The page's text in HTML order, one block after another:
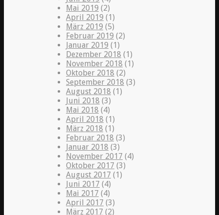
Mai 2019 (2)
April 2019 (1)
März 2019 (5)
Februar 2019 (2)
Januar 2019 (1)
Dezember 2018 (1)
November 2018 (1)
Oktober 2018 (2)
September 2018 (3)
August 2018 (1)
Juni 2018 (3)
Mai 2018 (4)
April 2018 (1)
März 2018 (1)
Februar 2018 (3)
Januar 2018 (3)
November 2017 (4)
Oktober 2017 (3)
August 2017 (1)
Juni 2017 (4)
Mai 2017 (4)
April 2017 (3)
März 2017 (2)